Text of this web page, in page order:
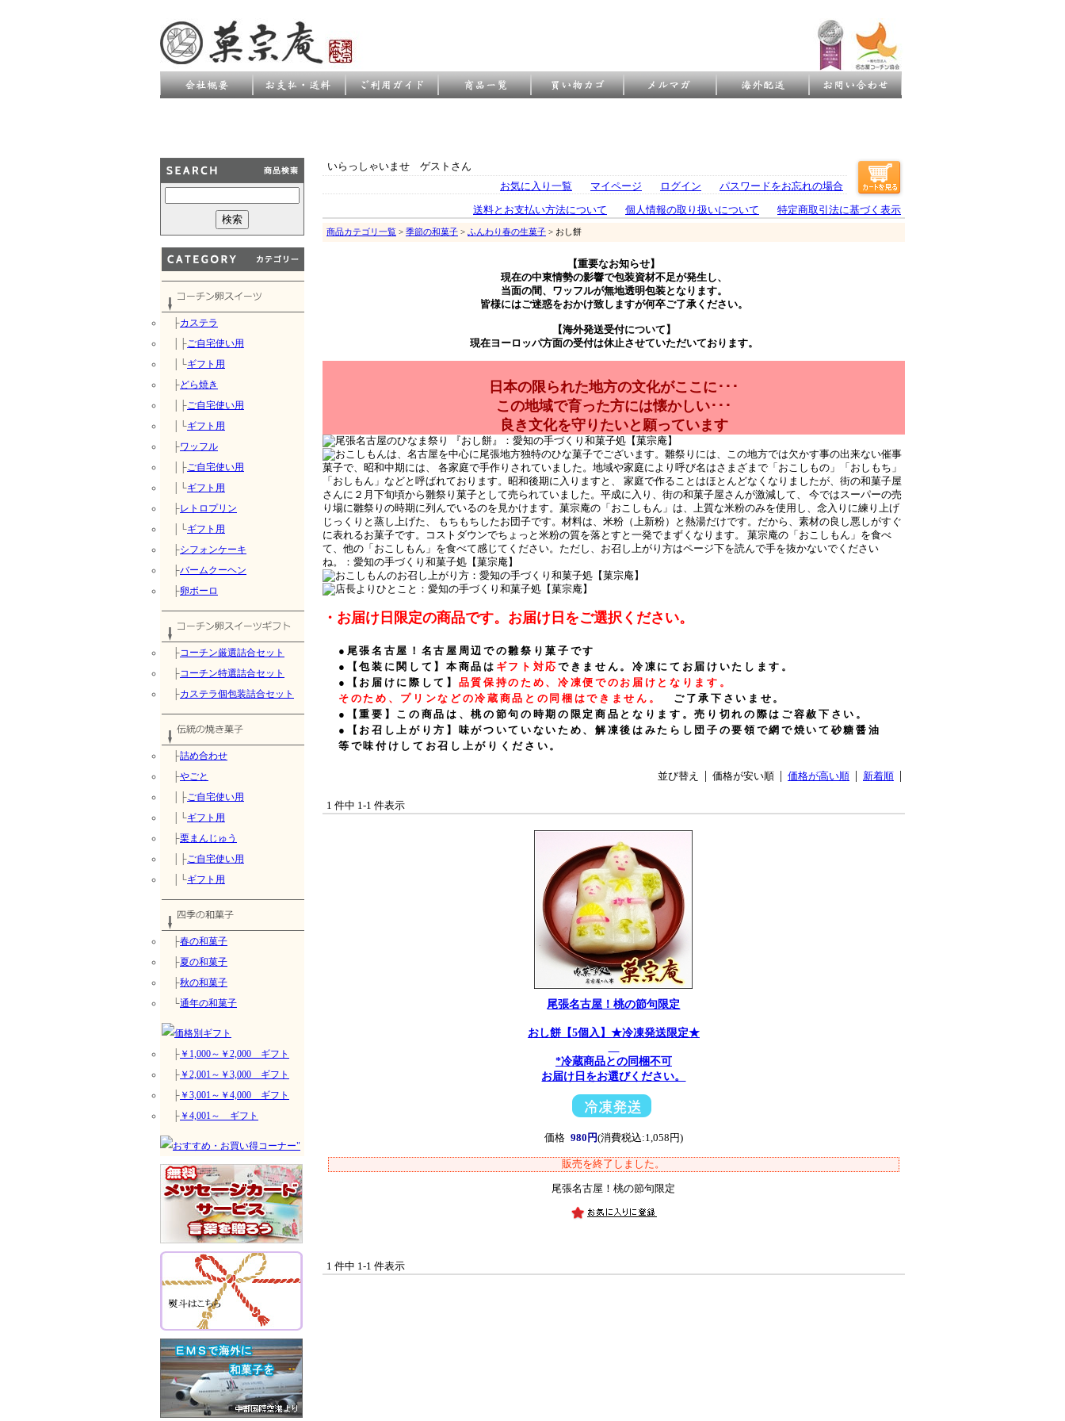
├カステラ
│├ご自宅使い用
│└ギフト用
├どら焼き
│├ご自宅使い用
│└ギフト用
├ワッフル
│├ご自宅使い用
│└ギフト用
├レトロプリン
│└ギフト用
├シフォンケーキ
├バームクーヘン
├卵ボーロ
├コーチン厳選詰合セット
├コーチン特選詰合セット
├カステラ個包装詰合セット
├詰め合わせ
├やごと
│├ご自宅使い用
│└ギフト用
├栗まんじゅう
│├ご自宅使い用
│└ギフト用
├春の和菓子
├夏の和菓子
├秋の和菓子
└通年の和菓子
├ ￥1,000～￥2,000 ギフト
├ ￥2,001～￥3,000 ギフト
├ ￥3,001～￥4,000 ギフト
├ ￥4,001～ ギフト
いらっしゃいませ ゲストさん
お気に入り一覧
マイページ ログイン パスワードをお忘れの場合
送料とお支払い方法について 個人情報の取り扱いについて 特定商取引法に基づく表示
商品カテゴリ一覧 > 季節の和菓子 > ふんわり春の生菓子 > おし餅
【重要なお知らせ】
現在の中東情勢の影響で包装資材不足が発生し、
当面の間、ワッフルが無地透明包装となります。
皆様にはご迷惑をおかけ致しますが何卒ご了承ください。
【海外発送受付について】
現在ヨーロッパ方面の受付は休止させていただいております。
日本の限られた地方の文化がここに･･･
この地域で育った方には懐かしい･･･
良き文化を守りたいと願っています
・お届け日限定の商品です。お届け日をご選択ください。
●尾張名古屋！名古屋周辺での雛祭り菓子です
●【包装に関して】本商品は ギフト対応できません。冷凍にてお届けいたします。
●【お届けに際して】 品質保持のため、冷凍便でのお届けとなります。
そのため、プリンなどの冷蔵商品との同梱はできません。
ご了承下さいませ。
●【重要】この商品は、桃の節句の時期の限定商品となります。売り切れの際はご容赦下さい。
●【お召し上がり方】味がついていないため、解凍後はみたらし団子の要領で網で焼いて砂糖醤油
等で味付けしてお召し上がりください。
並び替え 価格が安い順 価格が高い順 新着順
1 件中 1-1 件表示
尾張名古屋！桃の節句限定
おし餅【5個入】★冷凍発送限定★
*冷蔵商品との同梱不可
お届け日をお選びください。
価格 980円(消費税込:1,058円)
販売を終了しました。
尾張名古屋！桃の節句限定
1 件中 1-1 件表示